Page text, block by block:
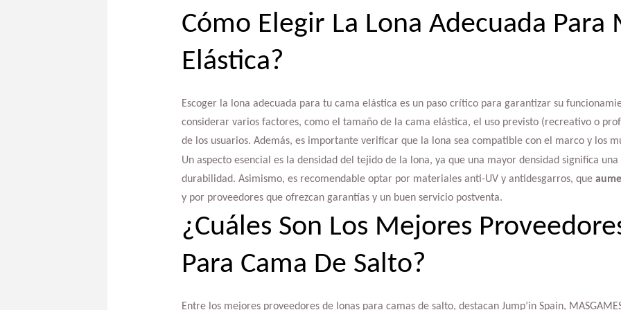
Cómo Elegir La Lona Adecuada Para
Elástica?
Escoger la lona adecuada para tu cama elástica es un paso crítico para garantizar su
considerar varios factores, como el tamaño de la cama elástica, el uso previsto (recreativo o
de los usuarios. Además, es importante verificar que la lona sea compatible con el marco y los
Un aspecto esencial es la densidad del tejido de la lona, ya que una mayor densidad significa
durabilidad. Asimismo, es recomendable optar por materiales anti-UV y antidesgarros, que
y por proveedores que ofrezcan garantías y un buen servicio postventa.
¿Cuáles Son Los Mejores
Para Cama De Salto?
Entre los mejores proveedores de lonas para camas de salto, destacan Jump’in Spain,